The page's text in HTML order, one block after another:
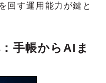
回す運用能力が鍵と
手帳からAIま